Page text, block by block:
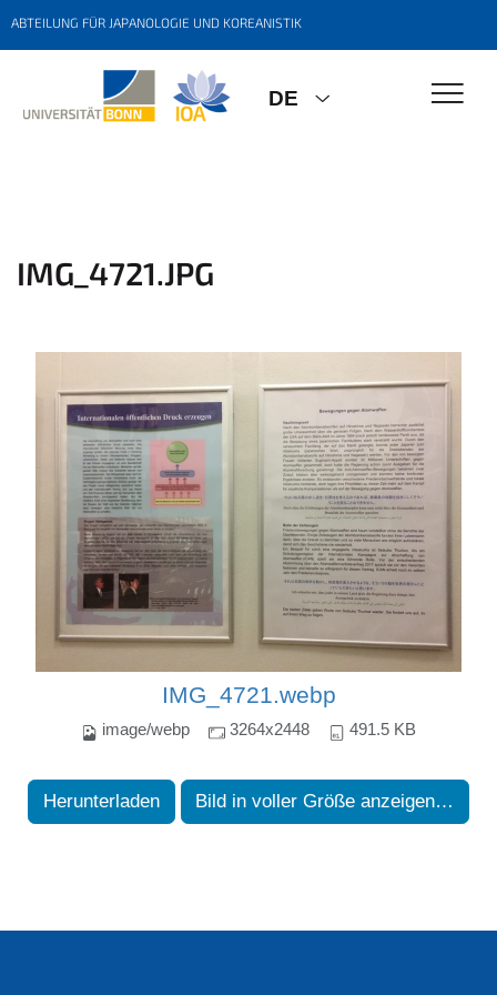
ABTEILUNG FÜR JAPANOLOGIE UND KOREANISTIK
DE
IMG_4721.JPG
IMG_4721.webp
image/webp 3264x2448 491.5 KB
Herunterladen Bild in voller Größe anzeigen…